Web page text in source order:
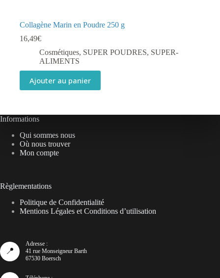
Collagène Marin en Poudre 250 g
16,49€
Cosmétiques, SUPER POUDRES, SUPER-
ALIMENTS
Ajouter au panier
Informations
Qui sommes nous
Où nous trouver
Mon compte
Règlementations
Politique de Confidentialité
Mentions Légales et Conditions d’utilisation
📍
Adresse :
41 rue Monseigneur Barth
67530 Boersch